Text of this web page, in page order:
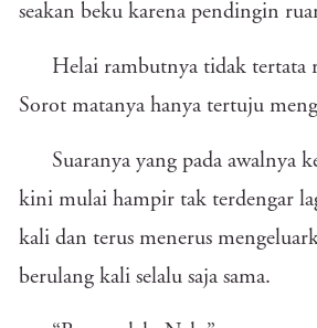
seakan beku karena pendingin
Helai rambutnya tidak tertata
Sorot matanya hanya tertuju
Suaranya yang pada awalnya
kini mulai hampir tak terdengar
kali dan terus menerus
berulang kali selalu saja sama.